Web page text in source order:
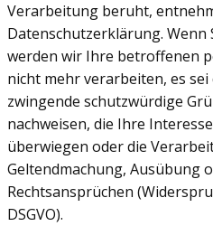
Verarbeitung beruht,
Datenschutzerklärung. Wenn
werden wir Ihre betroffenen
nicht mehr verarbeiten, es
zwingende schutzwürdige
nachweisen, die Ihre
überwiegen oder die
Geltendmachung, Ausübung
Rechtsansprüchen
DSGVO).